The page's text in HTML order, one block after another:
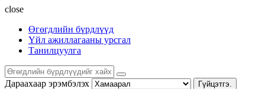
close
Өгөгдлийн бүрдлүүд
Үйл ажиллагааны урсгал
Танилцуулга
Дараахаар эрэмбэлэх Гүйцэтгэ.